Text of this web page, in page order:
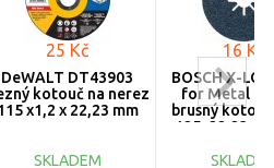
25 Kč
DeWALT DT43903
kotouč na nerez
x1,2 x 22,23 mm
SKLADEM
16 Kč
BOSCH X-
for Metal
brusný kotouč